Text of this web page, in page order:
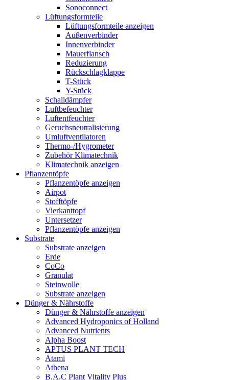
Sonoconnect
Lüftungsformteile
Lüftungsformteile anzeigen
Außenverbinder
Innenverbinder
Mauerflansch
Reduzierung
Rückschlagklappe
T-Stück
Y-Stück
Schalldämpfer
Luftbefeuchter
Luftentfeuchter
Geruchsneutralisierung
Umluftventilatoren
Thermo-/Hygrometer
Zubehör Klimatechnik
Klimatechnik anzeigen
Pflanzentöpfe
Pflanzentöpfe anzeigen
Airpot
Stofftöpfe
Vierkanttopf
Untersetzer
Pflanzentöpfe anzeigen
Substrate
Substrate anzeigen
Erde
CoCo
Granulat
Steinwolle
Substrate anzeigen
Dünger & Nährstoffe
Dünger & Nährstoffe anzeigen
Advanced Hydroponics of Holland
Advanced Nutrients
Alpha Boost
APTUS PLANT TECH
Atami
Athena
B.A.C Plant Vitality Plus